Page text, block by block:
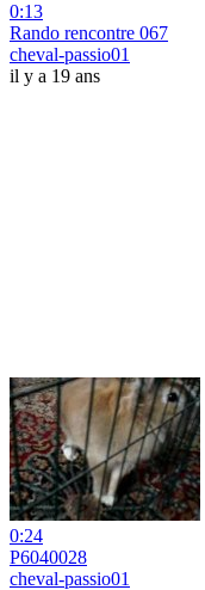
0:13
Rando rencontre 067
cheval-passio01
il y a 19 ans
0:24
P6040028
cheval-passio01